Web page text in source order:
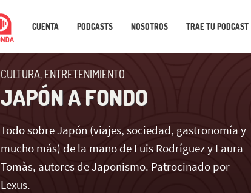
CUENTA PODCASTS NOSOTROS TRAE TU PODCAST
CULTURA, ENTRETENIMIENTO
JAPÓN A FONDO
Todo sobre Japón (viajes, sociedad, gastronomía y
mucho más) de la mano de Luis Rodríguez y Laura
Tomàs, autores de Japonismo. Patrocinado por
Lexus.